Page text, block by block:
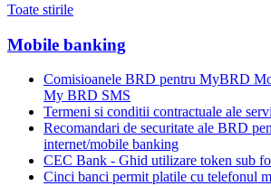
Toate stirile
Mobile banking
Comisioanele BRD pentru MyBRD
My BRD SMS
Termeni si conditii contractuale ale
Recomandari de securitate ale BRD
internet/mobile banking
CEC Bank - Ghid utilizare token sub
Cinci banci permit platile cu telefonul